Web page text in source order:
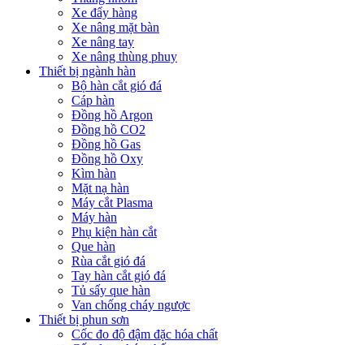
Xe đẩy hàng
Xe nâng mặt bàn
Xe nâng tay
Xe nâng thùng phuy
Thiết bị ngành hàn
Bộ hàn cắt gió đá
Cáp hàn
Đồng hồ Argon
Đồng hồ CO2
Đồng hồ Gas
Đồng hồ Oxy
Kìm hàn
Mặt nạ hàn
Máy cắt Plasma
Máy hàn
Phụ kiện hàn cắt
Que hàn
Rùa cắt gió đá
Tay hàn cắt gió đá
Tủ sấy que hàn
Van chống cháy ngược
Thiết bị phun sơn
Cốc đo độ đậm đặc hóa chất